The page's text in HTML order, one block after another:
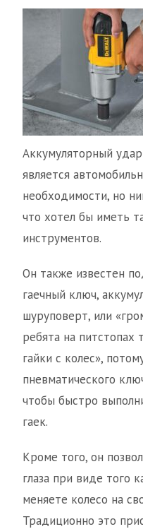
Аккумуляторный
является
необходимости, но
что хотел бы иметь
инструментов.
Он также известен
гаечный ключ,
шуруповерт, или
ребята на питстопах
гайки с колес»,
пневматического
чтобы быстро
гаек.
Кроме того, он
глаза при виде того
меняете колесо на
Традиционно это